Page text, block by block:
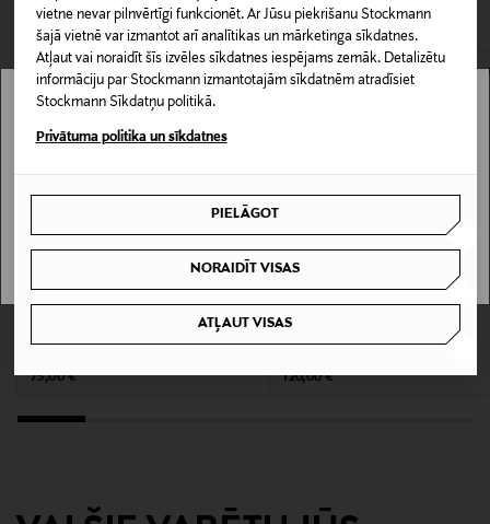
vietne nevar pilnvērtīgi funkcionēt. Ar Jūsu piekrišanu Stockmann
šajā vietnē var izmantot arī analītikas un mārketinga sīkdatnes.
Atļaut vai noraidīt šīs izvēles sīkdatnes iespējams zemāk. Detalizētu
informāciju par Stockmann izmantotajām sīkdatnēm atradīsiet
Stockmann Sīkdatņu politikā.
Privātuma politika un sīkdatnes
PIELĀGOT
NORAIDĪT VISAS
ATĻAUT VISAS
Produkta numurs
172474289
Materiāls
Āda ir jutīgs materiāls, tāpēc izvairieties no saskares ar
mitrumu un tiešiem saules stariem. Regulāri tīriet ar
mīkstu, sausu drānu. Ja produkts samirkst, ļaujiet tam
dabiski izžūt prom no siltuma avotiem.
0,00 € – 4,90 €
Original Price
75,00 €
KUPONA PRIEKŠROCĪBA
COCCINELLE
Original Price
120,00 €
Stockmann nav pieejams tavā valstī.
I UNDERSTAND